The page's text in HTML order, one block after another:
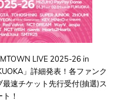
LIVE 2025-26 in
」詳細発表！各ファンク
最速チケット先行受付(抽選)ス
ト！